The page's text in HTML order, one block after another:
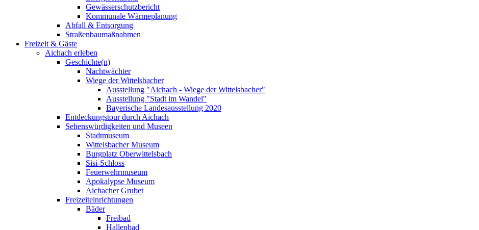
Gewässerschutzbericht
Kommunale Wärmeplanung
Abfall & Entsorgung
Straßenbaumaßnahmen
Freizeit & Gäste
Aichach erleben
Geschichte(n)
Nachtwächter
Wiege der Wittelsbacher
Ausstellung "Aichach - Wiege der Wittelsbacher"
Ausstellung "Stadt im Wandel"
Bayerische Landesausstellung 2020
Entdeckungstour durch Aichach
Sehenswürdigkeiten und Museen
Stadtmuseum
Wittelsbacher Museum
Burgplatz Oberwittelsbach
Sisi-Schloss
Feuerwehrmuseum
Apokalypse Museum
Aichacher Grubet
Freizeiteinrichtungen
Bäder
Freibad
Hallenbad